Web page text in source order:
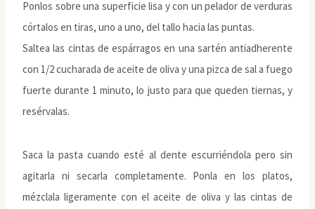
Ponlos sobre una superficie lisa y con un pelador de verduras
córtalos en tiras, uno a uno, del tallo hacia las puntas.
Saltea las cintas de espárragos en una sartén antiadherente
con 1/2 cucharada de aceite de oliva y una pizca de sal a fuego
fuerte durante 1 minuto, lo justo para que queden tiernas, y
resérvalas.
Saca la pasta cuando esté al dente escurriéndola pero sin
agitarla ni secarla completamente. Ponla en los platos,
mézclala ligeramente con el aceite de oliva y las cintas de